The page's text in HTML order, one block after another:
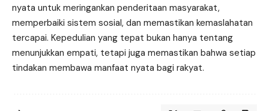
nyata untuk meringankan penderitaan masyarakat,
memperbaiki sistem sosial, dan memastikan kemaslahatan
tercapai. Kepedulian yang tepat bukan hanya tentang
menunjukkan empati, tetapi juga memastikan bahwa setiap
tindakan membawa manfaat nyata bagi rakyat.